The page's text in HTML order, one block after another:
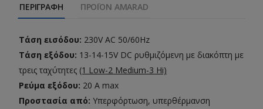
ΠΕΡΙΓΡΑΦΉ ΠΡΟΪΌΝ AMARAD
Τάση εισόδου: 230V AC 50/60Hz
Τάση εξόδου: 13-14-15V DC ρυθμιζόμενη με διακόπτη με
τρεις ταχύτητες (1 Low-2 Medium-3 Hi)
Ρεύμα εξόδου: 20 A max
Προστασία από: Υπερφόρτωση, υπερθέρμανση